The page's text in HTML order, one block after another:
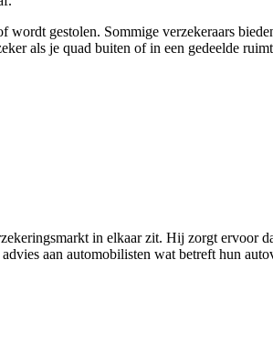
gestolen. Sommige verzekeraars
als je quad buiten of in een gedeelde
in elkaar zit. Hij zorgt ervoor
aan automobilisten wat betreft hun